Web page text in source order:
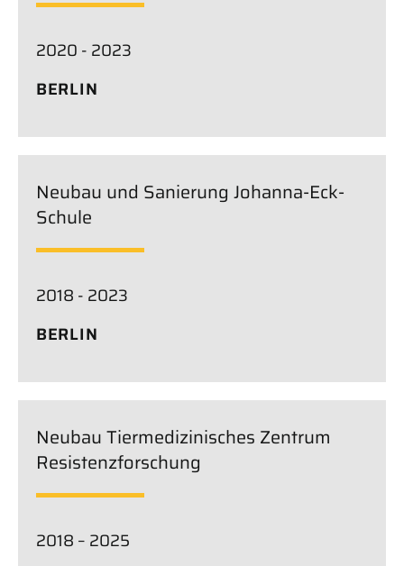
2020 - 2023
BERLIN
Neubau und Sanierung Johanna-Eck-
Schule
2018 - 2023
BERLIN
Neubau Tiermedizinisches Zentrum
Resistenzforschung
2018 – 2025